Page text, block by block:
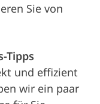
Sie von
Tipps
und effizient
wir ein paar